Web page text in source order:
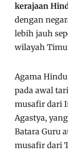
kerajaan
dengan
lebih jauh
wilayah
Agama
pada awal
musafir dari
Agastya,
Batara Guru
musafir dari